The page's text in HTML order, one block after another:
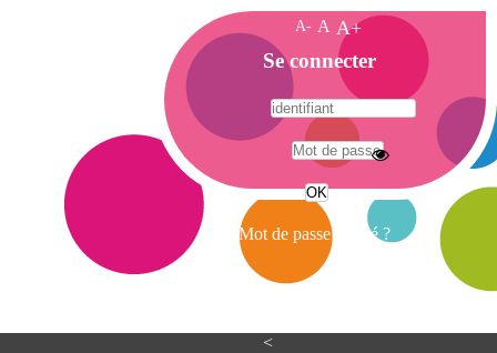
<
A- A A+
A
c
c
e
i
Se connecter
Mot de passe oublié ?
A
e